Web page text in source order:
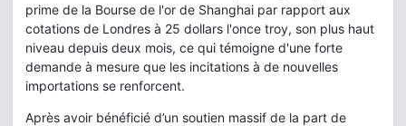
prime de la Bourse de l'or de Shanghai par rapport aux
cotations de Londres à 25 dollars l'once troy, son plus haut
niveau depuis deux mois, ce qui témoigne d'une forte
demande à mesure que les incitations à de nouvelles
importations se renforcent.
Après avoir bénéficié d’un soutien massif de la part de